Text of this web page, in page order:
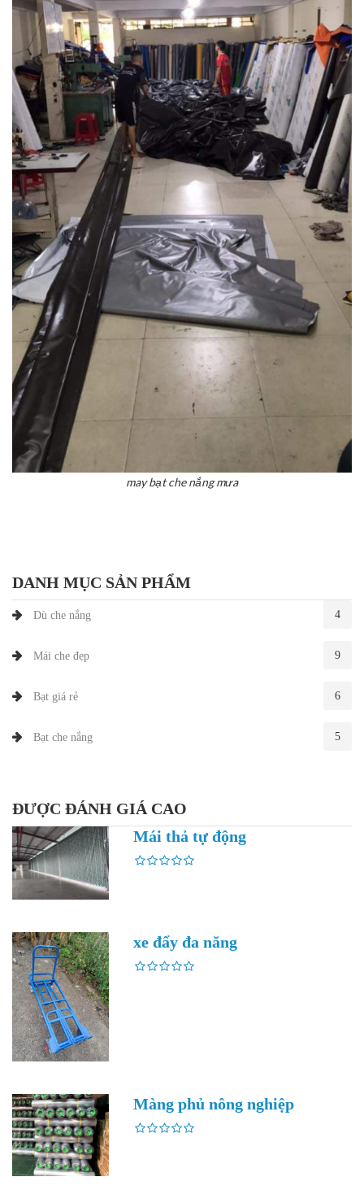
may bạt che nắng mưa
DANH MỤC SẢN PHẨM
Dù che nắng 4
Mái che đẹp 9
Bạt giá rẻ 6
Bạt che nắng 5
ĐƯỢC ĐÁNH GIÁ CAO
Mái thả tự động
xe đẩy đa năng
Màng phủ nông nghiệp